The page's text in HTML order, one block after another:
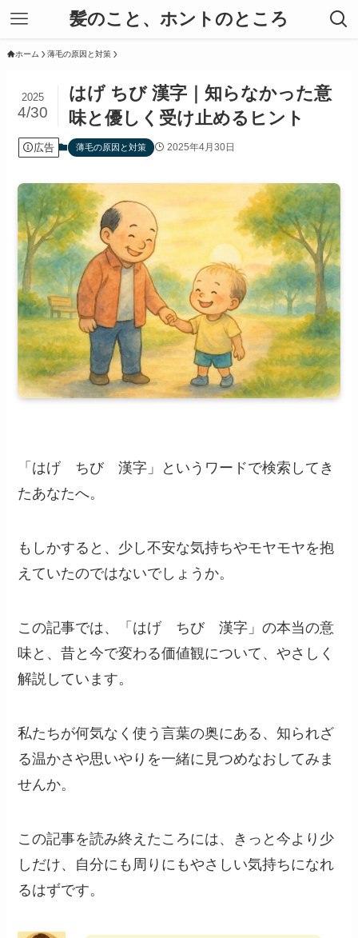
髪のこと、ホントのところ
ホーム 薄毛の原因と対策
はげ ちび 漢字｜知らなかった意
味と優しく受け止めるヒント
2025
4/30
広告 薄毛の原因と対策 2025年4月30日
「はげ ちび 漢字」というワードで検索してき
たあなたへ。
もしかすると、少し不安な気持ちやモヤモヤを抱
えていたのではないでしょうか。
この記事では、「はげ ちび 漢字」の本当の意
味と、昔と今で変わる価値観について、やさしく
解説しています。
私たちが何気なく使う言葉の奥にある、知られざ
る温かさや思いやりを一緒に見つめなおしてみま
せんか。
この記事を読み終えたころには、きっと今より少
しだけ、自分にも周りにもやさしい気持ちになれ
るはずです。